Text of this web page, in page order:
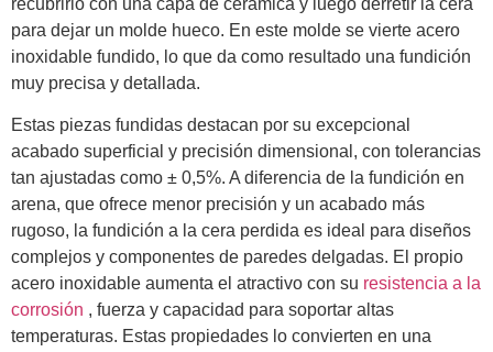
para dejar un molde hueco. En este molde se vierte acero
inoxidable fundido, lo que da como resultado una fundición
muy precisa y detallada.
Estas piezas fundidas destacan por su excepcional
acabado superficial y precisión dimensional, con tolerancias
tan ajustadas como ± 0,5%. A diferencia de la fundición en
arena, que ofrece menor precisión y un acabado más
rugoso, la fundición a la cera perdida es ideal para diseños
complejos y componentes de paredes delgadas. El propio
acero inoxidable aumenta el atractivo con su resistencia a la
corrosión , fuerza y ​​capacidad para soportar altas
temperaturas. Estas propiedades lo convierten en una